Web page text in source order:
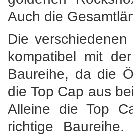
Auch die
Die
kompatibel mit
Baureihe, da die
die Top Cap aus
Alleine die Top
richtige